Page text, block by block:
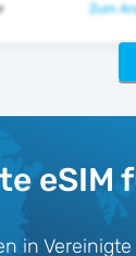
Zum
in